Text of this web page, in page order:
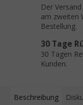
Der
am zweiten
Bestellung.
30 Tage
30 Tagen
Kunden.
Beschreibung